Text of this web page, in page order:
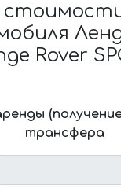
Rover
трансфера